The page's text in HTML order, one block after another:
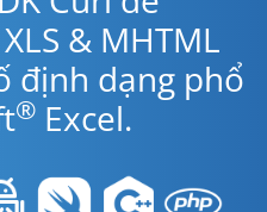
& MHTML
định dạng phổ
® Excel.